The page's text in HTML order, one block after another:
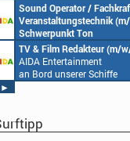
Redaktionsleitung (w/m/
Endemol Shine Group
Köln
Producer (w/m/d)
Endemol Shine Group
Köln
►